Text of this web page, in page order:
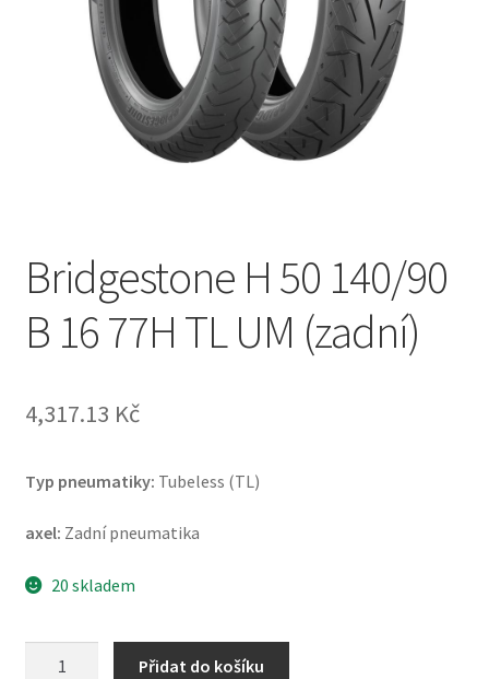
Bridgestone H 50 140/90
B 16 77H TL UM (zadní)
4,317.13 Kč
Typ pneumatiky: Tubeless (TL)
axel: Zadní pneumatika
20 skladem
Přidat do košíku